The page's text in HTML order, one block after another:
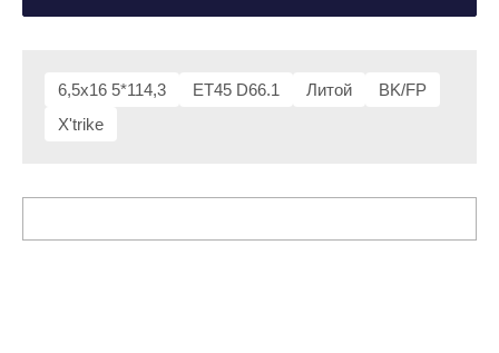
6,5x16 5*114,3 ET45 D66.1 Литой
BK/FP
X'trike